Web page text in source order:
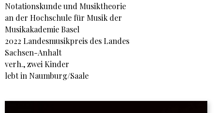
Notationskunde und Musiktheorie
an der Hochschule für Musik der
Musikakademie Basel
2022 Landesmusikpreis des Landes
Sachsen-Anhalt
verh., zwei Kinder
lebt in Naumburg/Saale